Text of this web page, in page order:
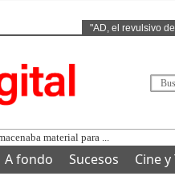
"AD, el revulsivo
A fondo Sucesos Cine